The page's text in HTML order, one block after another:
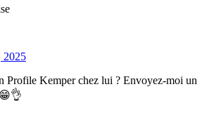
2025
Profile Kemper chez lui ? Envoyez-moi un
😁👌